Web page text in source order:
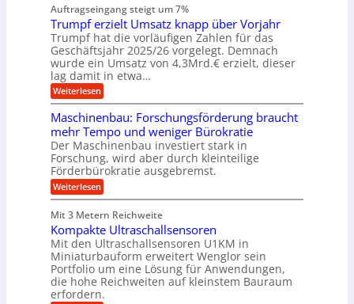
e
n
b
a
u
a
u
f
e
n
f
ü
h
r
u
n
g
e
n
B
S
C
L
w
e
i
t
e
r
e
n
t
w
i
r
t
u
n
g
s
r
e
e
s
H
y
b
r
i
d
-
u
g
e
l
g
Auftragseingang steigt um 7%
Trumpf erzielt Umsatz knapp über Vorjahr
Trumpf hat die vorläufigen Zahlen für das
Geschäftsjahr 2025/26 vorgelegt. Demnach
wurde ein Umsatz von 4,3Mrd.€ erzielt, dieser
lag damit in etwa…
Weiterlesen:
T
u
m
p
f
e
r
z
i
e
t
U
m
s
a
t
z
Maschinenbau: Forschungsförderung braucht
mehr Tempo und weniger Bürokratie
Der Maschinenbau investiert stark in
Forschung, wird aber durch kleinteilige
Förderbürokratie ausgebremst.
Weiterlesen:
M
s
c
h
i
n
e
n
b
Mit 3 Metern Reichweite
Kompakte Ultraschallsensoren
Mit den Ultraschallsensoren U1KM in
Miniaturbauform erweitert Wenglor sein
Portfolio um eine Lösung für Anwendungen,
die hohe Reichweiten auf kleinstem Bauraum
erfordern.